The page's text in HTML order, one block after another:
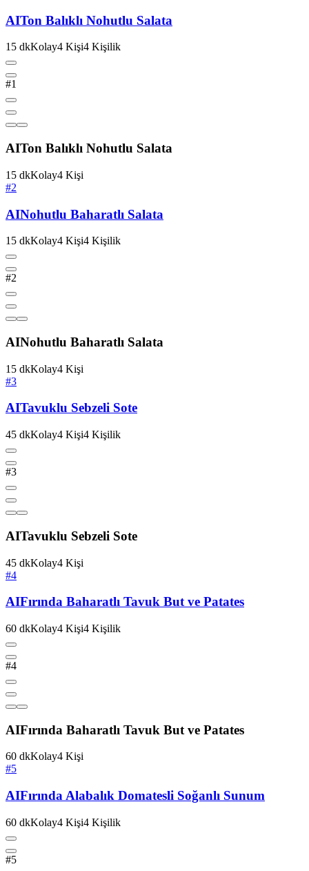
AITon Balıklı Nohutlu Salata
15 dkKolay4 Kişi4 Kişilik
#1
AITon Balıklı Nohutlu Salata
15 dkKolay4 Kişi
#2
AINohutlu Baharatlı Salata
15 dkKolay4 Kişi4 Kişilik
#2
AINohutlu Baharatlı Salata
15 dkKolay4 Kişi
#3
AITavuklu Sebzeli Sote
45 dkKolay4 Kişi4 Kişilik
#3
AITavuklu Sebzeli Sote
45 dkKolay4 Kişi
#4
AIFırında Baharatlı Tavuk But ve Patates
60 dkKolay4 Kişi4 Kişilik
#4
AIFırında Baharatlı Tavuk But ve Patates
60 dkKolay4 Kişi
#5
AIFırında Alabalık Domatesli Soğanlı Sunum
60 dkKolay4 Kişi4 Kişilik
#5